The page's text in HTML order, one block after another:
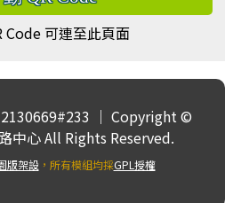
｜ Copyright ©
中心 All Rights Reserved.
版架設 ，所有模組均採GPL授權